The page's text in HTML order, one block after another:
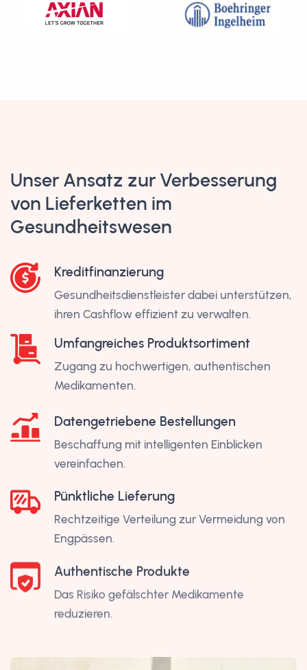
Unser Ansatz zur Verbesserung
von Lieferketten im
Gesundheitswesen
Kreditfinanzierung
Gesundheitsdienstleister dabei unterstützen,
ihren Cashflow effizient zu verwalten.
Umfangreiches Produktsortiment
Zugang zu hochwertigen, authentischen
Medikamenten.
Datengetriebene Bestellungen
Beschaffung mit intelligenten Einblicken
vereinfachen.
Pünktliche Lieferung
Rechtzeitige Verteilung zur Vermeidung von
Engpässen.
Authentische Produkte
Das Risiko gefälschter Medikamente
reduzieren.